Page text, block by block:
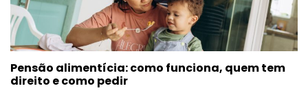
Pensão alimentícia: como funciona, quem tem
direito e como pedir